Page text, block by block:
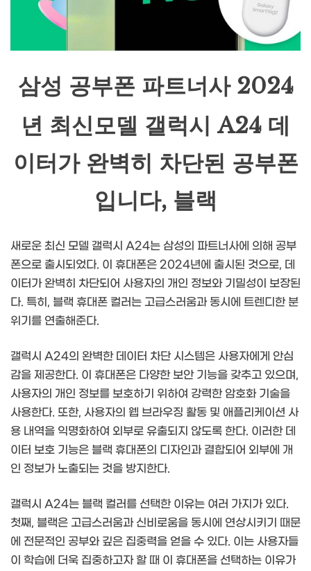
삼성 공부폰 파트너사 2024
년 최신모델 갤럭시 A24 데
이터가 완벽히 차단된 공부폰
입니다, 블랙
새로운 최신 모델 갤럭시 A24는 삼성의 파트너사에 의해 공부
폰으로 출시되었다. 이 휴대폰은 2024년에 출시된 것으로, 데
이터가 완벽히 차단되어 사용자의 개인 정보와 기밀성이 보장된
다. 특히, 블랙 휴대폰 컬러는 고급스러움과 동시에 트렌디한 분
위기를 연출해준다.
갤럭시 A24의 완벽한 데이터 차단 시스템은 사용자에게 안심
감을 제공한다. 이 휴대폰은 다양한 보안 기능을 갖추고 있으며,
사용자의 개인 정보를 보호하기 위하여 강력한 암호화 기술을
사용한다. 또한, 사용자의 웹 브라우징 활동 및 애플리케이션 사
용 내역을 익명화하여 외부로 유출되지 않도록 한다. 이러한 데
이터 보호 기능은 블랙 휴대폰의 디자인과 결합되어 외부에 개
인 정보가 노출되는 것을 방지한다.
갤럭시 A24는 블랙 컬러를 선택한 이유는 여러 가지가 있다.
첫째, 블랙은 고급스러움과 신비로움을 동시에 연상시키기 때문
에 전문적인 공부와 깊은 집중력을 얻을 수 있다. 이는 사용자들
이 학습에 더욱 집중하고자 할 때 이 휴대폰을 선택하는 이유가